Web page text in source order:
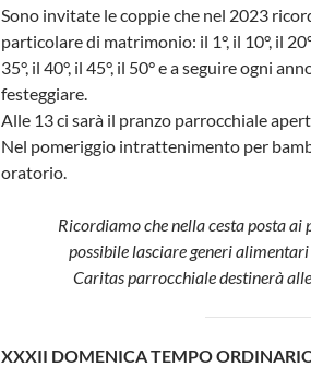
Sono invitate le coppie che nel 2023
particolare di matrimonio: il 1°, il 10°, il
35°, il 40°, il 45°, il 50° e a seguire ogni
festeggiare.
Alle 13 ci sarà il pranzo parrocchiale
Nel pomeriggio intrattenimento per
oratorio.
Ricordiamo che nella cesta posta ai
possibile lasciare generi
Caritas parrocchiale destinerà
XXXII DOMENICA TEMPO